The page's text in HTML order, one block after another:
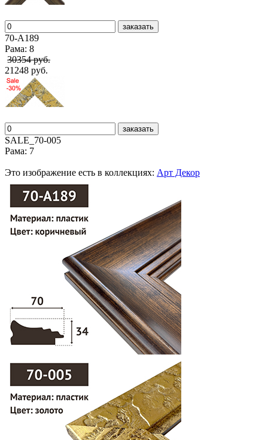
заказать
70-А189
Рама: 8
30354 руб.
21248 руб.
заказать
SALE_70-005
Рама: 7
Это изображение есть в коллекциях: Арт Декор